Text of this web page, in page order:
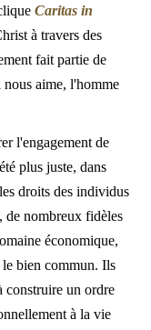
Caritas in
à travers des
fait partie de
aime, l'homme
l'engagement de
plus juste, dans
droits des individus
de nombreux fidèles
économique,
bien commun. Ils
construire un ordre
à la vie